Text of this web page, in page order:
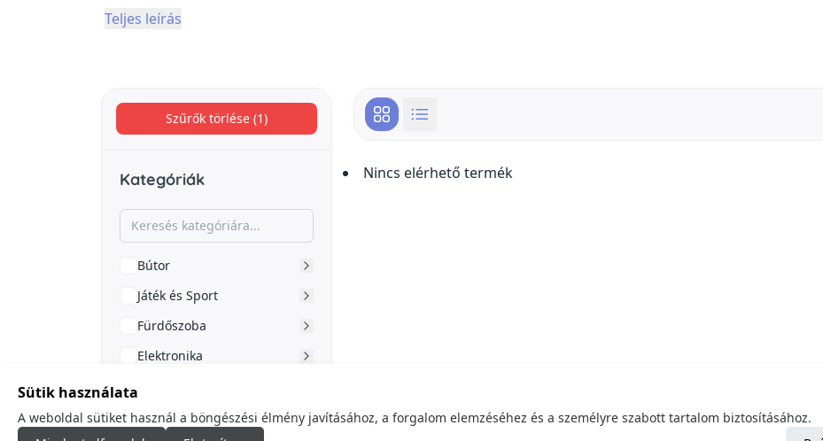
Teljes leírás
Szűrők törlése (1)
Kategóriák
Bútor
Játék és Sport
Fürdőszoba
Elektronika
Építkezés
Nincs elérhető termék
Sütik használata
A weboldal sütiket használ a böngészési élmény javításához, a forgalom elemzéséhez és a személyre szabott tartalom biztosításához.